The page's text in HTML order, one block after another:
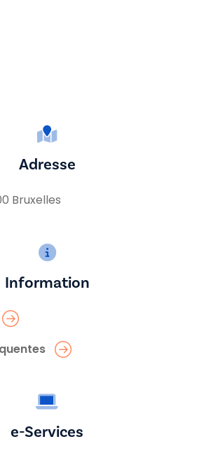
Adresse
Bruxelles
Information
e-Services